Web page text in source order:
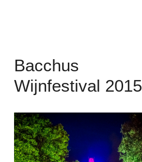
Bacchus
Wijnfestival 2015